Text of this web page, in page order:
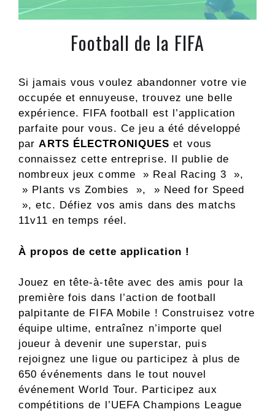
Football de la FIFA
Si jamais vous voulez abandonner votre vie
occupée et ennuyeuse, trouvez une belle
expérience. FIFA football est l’application
parfaite pour vous. Ce jeu a été développé
parARTS ÉLECTRONIQUES et vous
connaissez cette entreprise. Il publie de
nombreux jeux comme » Real Racing 3 »,
» Plants vs Zombies », » Need for Speed ​​
», etc. Défiez vos amis dans des matchs
11v11 en temps réel.
À propos de cette application !
Jouez en tête-à-tête avec des amis pour la
première fois dans l’action de football
palpitante de FIFA Mobile ! Construisez votre
équipe ultime, entraînez n’importe quel
joueur à devenir une superstar, puis
rejoignez une ligue ou participez à plus de
650 événements dans le tout nouvel
événement World Tour. Participez aux
compétitions de l’UEFA Champions League